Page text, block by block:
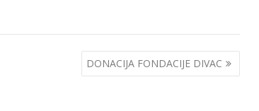
DONACIJA FONDACIJE DIVAC